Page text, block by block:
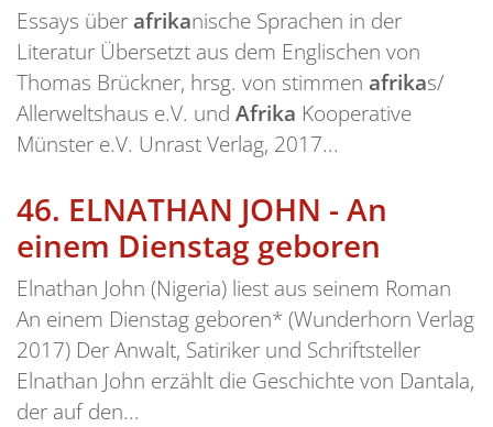
Essays über afrikanische Sprachen in der
Literatur Übersetzt aus dem Englischen von
Thomas Brückner, hrsg. von stimmen afrikas/
Allerweltshaus e.V. und Afrika Kooperative
Münster e.V. Unrast Verlag, 2017...
46. ELNATHAN JOHN - An
einem Dienstag geboren
Elnathan John (Nigeria) liest aus seinem Roman
An einem Dienstag geboren* (Wunderhorn Verlag
2017) Der Anwalt, Satiriker und Schriftsteller
Elnathan John erzählt die Geschichte von Dantala,
der auf den...